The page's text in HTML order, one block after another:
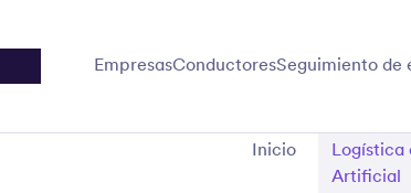
EmpresasConductoresSeguimiento de
Inicio
Logística
Artificial